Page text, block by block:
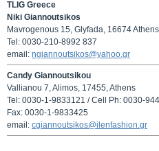
TLIG Greece
Niki Giannoutsikos
Mavrogenous 15, Glyfada, 16674 Athens
Tel: 0030-210-8992 837
email: ngiannoutsikos@yahoo.gr
Candy Giannoutsikou
Vallianou 7, Alimos, 17455, Athens
Tel: 0030-1-9833121 / Cell Ph: 0030-
Fax: 0030-1-9833425
email: cgiannoutsikos@ilenfashion.gr